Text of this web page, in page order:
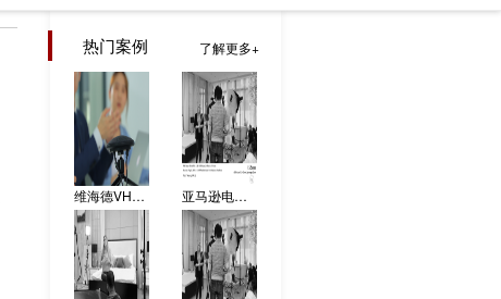
热门案例
维海德VHD－700产品宣传片拍摄花絮 亚马逊电商视频 拍摄花絮03
了解更多